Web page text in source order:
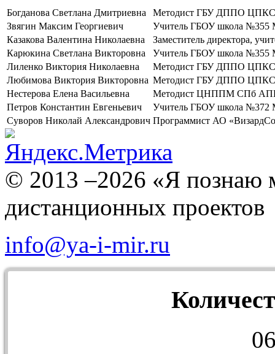
Богданова Светлана Дмитриевна
Методист ГБУ ДППО ЦПКС
Звягин Максим Георгиевич
Учитель ГБОУ школа №355
Казакова Валентина Николаевна
Заместитель директора,
Карюкина Светлана Викторовна
Учитель ГБОУ школа №355
Лиленко Виктория Николаевна
Методист ГБУ ДППО ЦПКС
Любимова Виктория Викторовна Методист ГБУ ДППО ЦПКС
Нестерова Елена Васильевна
Методист ЦНППМ СПб
Петров Константин Евгеньевич
Учитель ГБОУ школа №372
Суворов Николай Александрович Программист АО
© 2013 –2026 «Я познаю
дистанционных проектов
info@ya-i-mir.ru
0